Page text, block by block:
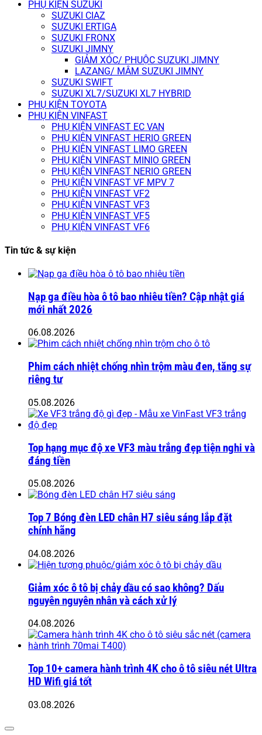
PHỤ KIỆN SUZUKI
SUZUKI CIAZ
SUZUKI ERTIGA
SUZUKI FRONX
SUZUKI JIMNY
GIẢM XÓC/ PHUỘC SUZUKI JIMNY
LAZANG/ MÂM SUZUKI JIMNY
SUZUKI SWIFT
SUZUKI XL7/SUZUKI XL7 HYBRID
PHỤ KIỆN TOYOTA
PHỤ KIỆN VINFAST
PHỤ KIỆN VINFAST EC VAN
PHỤ KIỆN VINFAST HERIO GREEN
PHỤ KIỆN VINFAST LIMO GREEN
PHỤ KIỆN VINFAST MINIO GREEN
PHỤ KIỆN VINFAST NERIO GREEN
PHỤ KIỆN VINFAST VF MPV 7
PHỤ KIỆN VINFAST VF2
PHỤ KIỆN VINFAST VF3
PHỤ KIỆN VINFAST VF5
PHỤ KIỆN VINFAST VF6
Tin tức & sự kiện
Nạp ga điều hòa ô tô bao nhiêu tiền? Cập nhật giá
mới nhất 2026
06.08.2026
Phim cách nhiệt chống nhìn trộm màu đen, tăng sự
riêng tư
05.08.2026
Top hạng mục độ xe VF3 màu trắng đẹp tiện nghi và
đáng tiền
05.08.2026
Top 7 Bóng đèn LED chân H7 siêu sáng lắp đặt
chính hãng
04.08.2026
Giảm xóc ô tô bị chảy dầu có sao không? Dấu
nguyên nguyên nhân và cách xử lý
04.08.2026
Top 10+ camera hành trình 4K cho ô tô siêu nét Ultra
HD Wifi giá tốt
03.08.2026